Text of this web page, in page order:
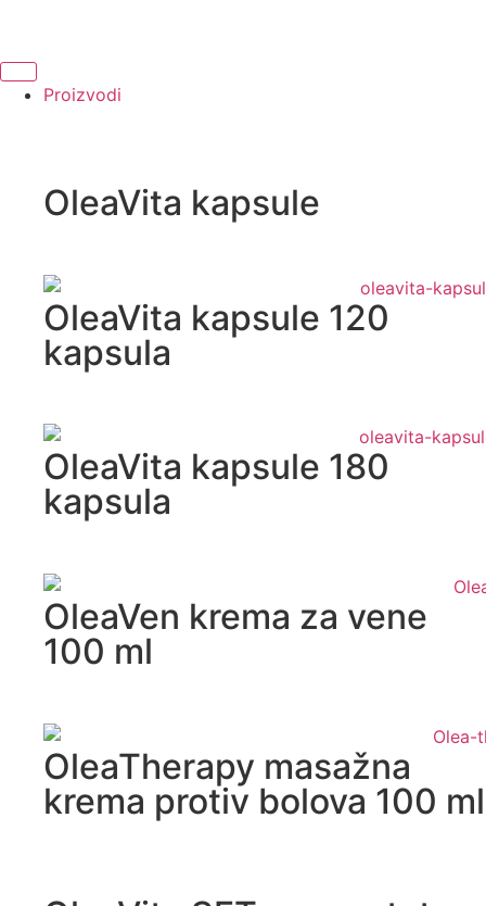
Proizvodi
OleaVita kapsule
OleaVita kapsule 120
kapsula
OleaVita kapsule 180
kapsula
OleaVen krema za vene
100 ml
OleaTherapy masažna
krema protiv bolova 100 ml